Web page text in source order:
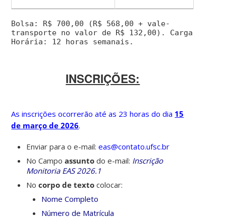
Bolsa: R$ 700,00 (R$ 568,00 + vale-
transporte no valor de R$ 132,00). Carga
Horária: 12 horas semanais.
INSCRIÇÕES:
As inscrições ocorrerão até as 23 horas do dia 15
de março de 2026.
Enviar para o e-mail:eas@contato.ufsc.br
No Campoassunto do e-mail: Inscrição
Monitoria EAS 2026.1
Nocorpo de texto colocar:
Nome Completo
Número de Matrícula